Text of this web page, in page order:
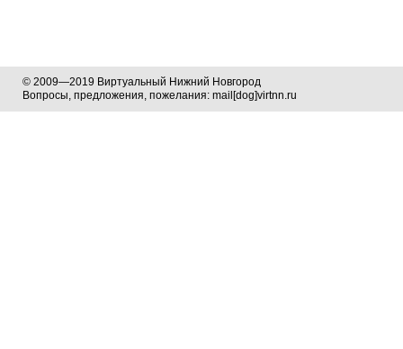
© 2009—2019 Виртуальный Нижний Новгород
Вопросы, предложения, пожелания: mail[dog]virtnn.ru